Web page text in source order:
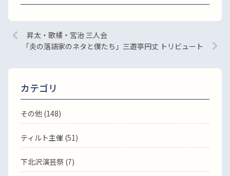
昇太・歌橘・宮治 三人会
「炎の落語家のネタと僕たち」三遊亭円丈 トリビュート
カテゴリ
その他 (148)
ティルト主催 (51)
下北沢演芸祭 (7)